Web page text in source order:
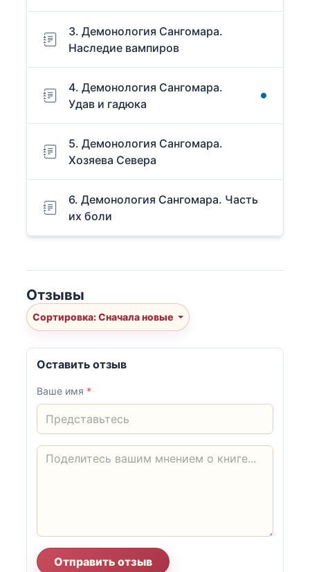
3. Демонология Сангомара.
Наследие вампиров
4. Демонология Сангомара.
Удав и гадюка
5. Демонология Сангомара.
Хозяева Севера
6. Демонология Сангомара. Часть
их боли
Отзывы
Сортировка: Сначала новые
Оставить отзыв
Ваше имя *
Отправить отзыв